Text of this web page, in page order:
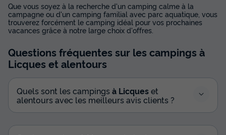
Que vous soyez à la recherche d'un camping calme à la
campagne ou d'un camping familial avec parc aquatique, vous
trouverez forcément le camping idéal pour vos prochaines
vacances grâce à notre large choix d'offres.
Questions fréquentes sur les campings à
Licques et alentours
Quels sont les campings à Licqueset
alentours avec les meilleurs avis clients ?